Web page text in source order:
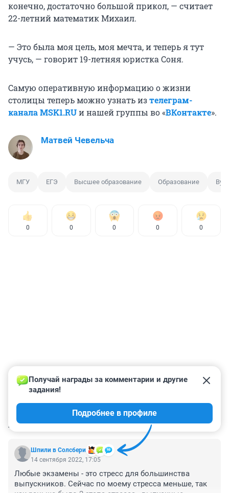
конечно, достаточно большой прикол, — считает
22-летний математик Михаил.
— Это была моя цель, моя мечта, и теперь я тут
учусь, — говорит 19-летняя юристка Соня.
Самую оперативную информацию о жизни
столицы теперь можно узнать изтелеграм-
канала MSK1.RUи нашей группы во «ВКонтакте».
Матвей Чевельча
МГУ ЕГЭ Высшее образование Образование Вуз
0 0 0 0 0
КОММЕНТАРИИ 1
Шпили в Солсбери
Получай награды за комментарии и другие
задания!
Подробнее в профиле
14 сентября 2022, 17:05
Любые экзамены - это стресс для большинства
выпускников. Сейчас по моему стресса меньше, так